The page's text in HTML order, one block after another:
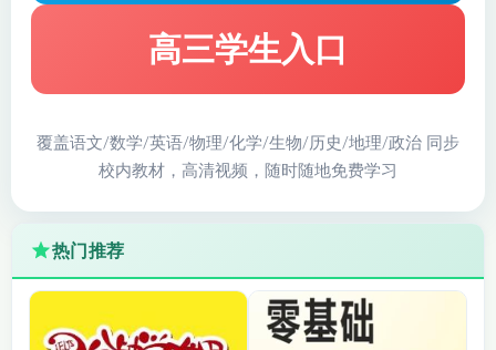
考课程，旨在帮助初学者快速掌握考试技巧，提升英
语综合能力。无论你是想提高英语水平，还是为未来
的留学或工作做准备，这门课程都将是你不可或缺的
高三学生入口
覆盖语文/数学/英语/物理/化学/生物/历史/地理/政治 同步
校内教材，高清视频，随时随地免费学习
热门推荐